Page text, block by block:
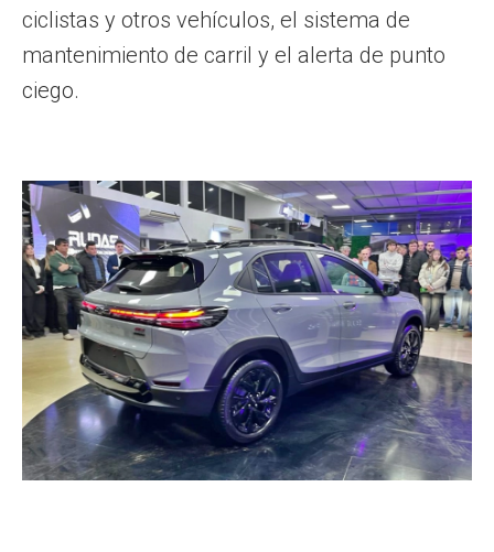
ciclistas y otros vehículos, el sistema de
mantenimiento de carril y el alerta de punto
ciego.